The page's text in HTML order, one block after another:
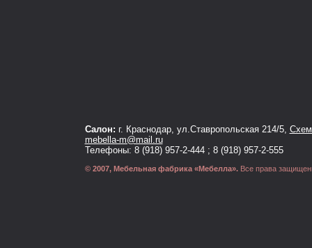
Салон: г. Краснодар, ул.Ставропольская 214/5,
mebella-m@mail.ru
Телефоны: 8 (918) 957-2-444 ; 8 (918) 957-2-555
© 2007, Мебельная фабрика «Мебелла».Все права